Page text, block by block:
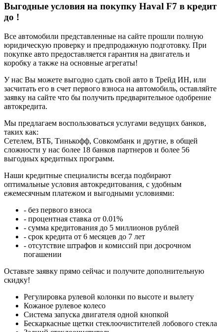
Выгодные условия на покупку Haval F7 в кредит
до !
Все автомобили представленные на сайте прошли полную
юридическую проверку и предпродажную подготовку. При
покупке авто предоставляется гарантия на двигатель и
коробку а также на основные агрегаты!
У нас Вы можете выгодно сдать свой авто в Трейд ИН, или
засчитать его в счет первого взноса на автомобиль, оставляйте
заявку на сайте что бы получить предварительное одобрение
автокредита.
Мы предлагаем воспользоваться услугами ведущих банков,
таких как:
Сетелем, ВТБ, Тинькофф, Совкомбанк и другие, в общей
сложности у нас более 18 банков партнеров и более 56
выгодных кредитных программ.
Наши кредитные специалисты всегда подбирают
оптимальные условия автокредитования, с удобным
ежемесячным платежом и выгодными условиями:
- без первого взноса
- процентная ставка от 0.01%
- сумма кредитования до 5 миллионов рублей
- срок кредита от 6 месяцев до 7 лет
- отсутствие штрафов и комиссий при досрочном
погашении
Оставьте заявку прямо сейчас и получите дополнительную
скидку!
Регулировка рулевой колонки по высоте и вылету
Кожаное рулевое колесо
Система запуска двигателя одной кнопкой
Бескаркасные щетки стеклоочистителей лобового стекла